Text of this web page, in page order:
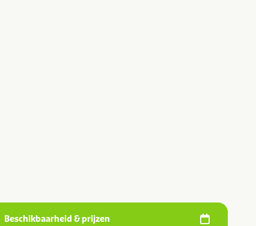
Beschikbaarheid & prijzen